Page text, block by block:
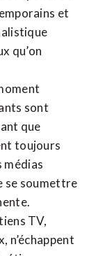
et
qu’on
sont
que
toujours
médias
se soumettre
TV,
n’échappent